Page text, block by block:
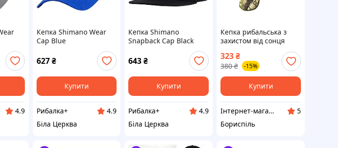
4.9
Кепка Shimano Wear
Cap Blue
627 ₴
Купити
Рибалка+
4.9
Біла Церква
Кепка Shimano
Snapback Cap Black
643₴
Купити
Рибалка+
4.9
Біла Церква
Кепка рибальська з
захистом від сонця
шиї,антимоскітна
камуфляжна кепка
323₴
380 ₴ -15%
Купити
Інтернет-магазин VLADAMARIN
5
Бориспіль